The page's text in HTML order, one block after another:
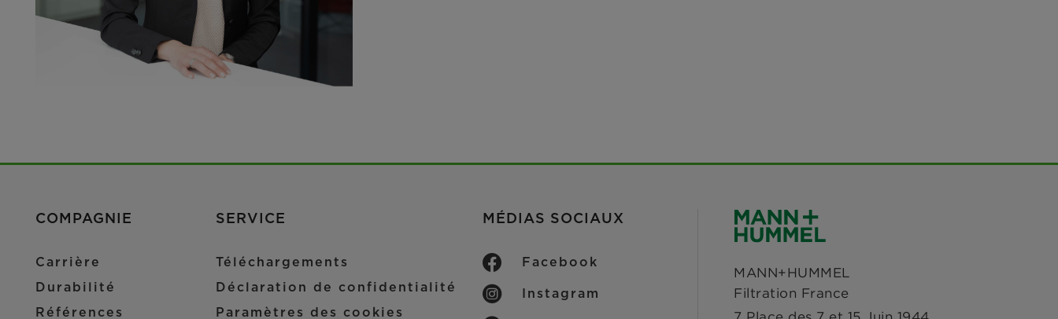
COMPAGNIE
Carrière
Durabilité
Références
SERVICE
Téléchargements
Déclaration de confidentialité
Paramètres des cookies
MÉDIAS SOCIAUX
Facebook
Instagram
MANN+HUMMEL
Filtration France